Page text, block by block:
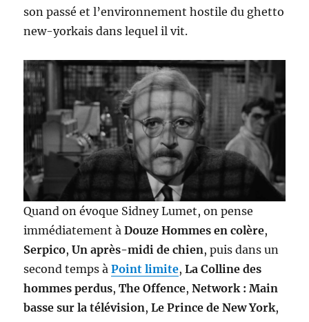
son passé et l’environnement hostile du ghetto
new-yorkais dans lequel il vit.
Quand on évoque Sidney Lumet, on pense
immédiatement àDouze Hommes en colère,
Serpico,Un après-midi de chien, puis dans un
second temps àPoint limite,La Colline des
hommes perdus,The Offence,Network : Main
basse sur la télévision,Le Prince de New York,